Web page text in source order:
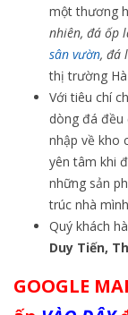
một thương
nhiên, đá ốp
sân vườn, đá
thị trường
Với tiêu chí
dòng đá đều
nhập về kho
yên tâm khi
những sản
trúc nhà
Quý khách
Duy Tiến,
GOOGLE